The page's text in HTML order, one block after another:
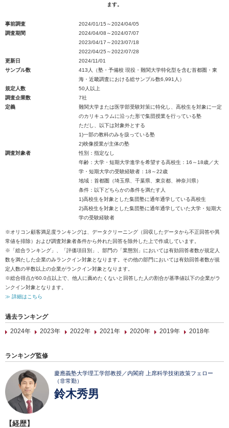
ます。
事前調査
2024/01/15～2024/04/05
調査期間
2024/04/08～2024/07/07
2023/04/17～2023/07/18
2022/04/25～2022/07/28
更新日
2024/11/01
サンプル数
413人（塾・予備校 現役・難関大学特化型を含む首都圏・東
海・近畿調査における総サンプル数6,991人）
規定人数
50人以上
調査企業数
7社
定義
難関大学または医学部受験対策に特化し、高校生を対象に一定
のカリキュラムに沿った形で集団授業を行っている塾
ただし、以下は対象外とする
1)一部の教科のみを扱っている塾
2)映像授業が主体の塾
調査対象者
性別：指定なし
年齢：大学・短期大学進学を希望する高校生：16～18歳／大
学・短期大学の受験経験者：18～22歳
地域：首都圏（埼玉県、千葉県、東京都、神奈川県）
条件：以下どちらかの条件を満たす人
1)高校生を対象とした集団塾に通年通学している高校生
2)高校生を対象とした集団塾に通年通学していた大学・短期大
学の受験経験者
※オリコン顧客満足度ランキングは、データクリーニング（回収したデータから不正回答や異
常値を排除）および調査対象者条件から外れた回答を除外した上で作成しています。
※「総合ランキング」、「評価項目別」、部門の「業態別」においては有効回答者数が規定人
数を満たした企業のみランクイン対象となります。その他の部門においては有効回答者数が規
定人数の半数以上の企業がランクイン対象となります。
※総合得点が60.0点以上で、他人に薦めたくないと回答した人の割合が基準値以下の企業がラ
ンクイン対象となります。
≫ 詳細はこちら
過去ランキング
2024年
2023年 2022年 2021年 2020年 2019年 2018年
ランキング監修
慶應義塾大学理工学部教授／内閣府 上席科学技術政策フェロー
（非常勤）
鈴木秀男
【経歴】